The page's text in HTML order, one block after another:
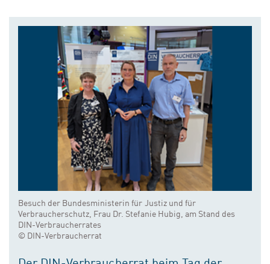
Besuch der Bundesministerin für Justiz und für
Verbraucherschutz, Frau Dr. Stefanie Hubig, am Stand des
DIN-Verbraucherrates
© DIN-Verbraucherrat